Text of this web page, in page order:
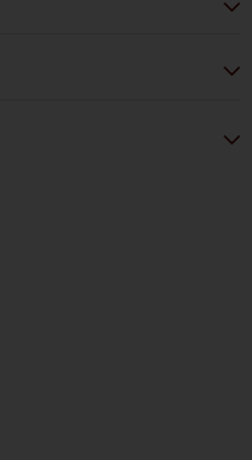
intensos reflexos